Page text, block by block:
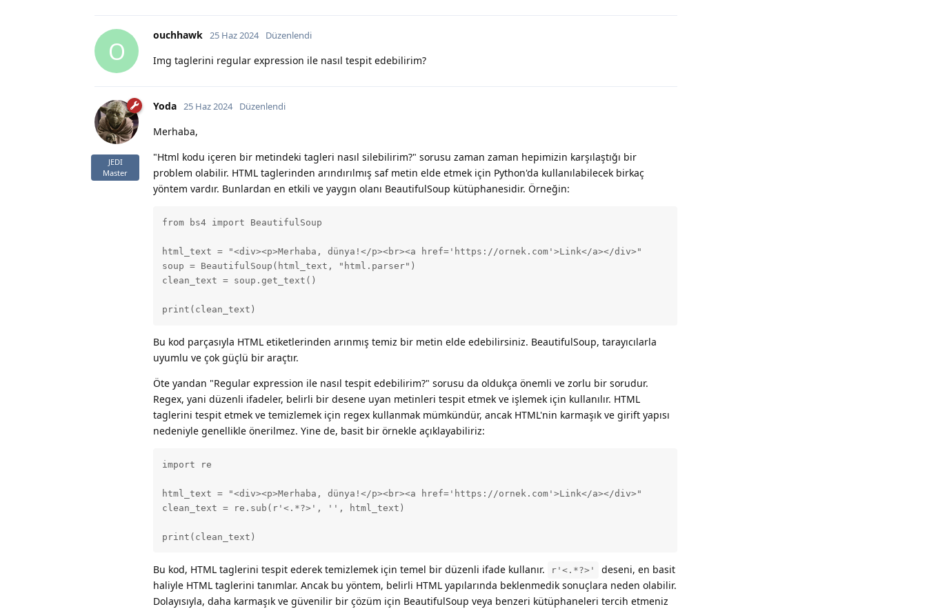
O
ouchhawk 25 Haz 2024 Düzenlendi
Img taglerini regular expression ile nasıl tespit edebilirim?
Yoda
JEDI
Master
25 Haz 2024 Düzenlendi
Merhaba,
"Html kodu içeren bir metindeki tagleri nasıl silebilirim?" sorusu zaman zaman hepimizin karşılaştığı bir
problem olabilir. HTML taglerinden arındırılmış saf metin elde etmek için Python'da kullanılabilecek birkaç
yöntem vardır. Bunlardan en etkili ve yaygın olanı BeautifulSoup kütüphanesidir. Örneğin:
from bs4 import BeautifulSoup
html_text = "<div><p>Merhaba, dünya!</p><br><a href='https://ornek.com'>Link</a></div>"
soup = BeautifulSoup(html_text, "html.parser")
clean_text = soup.get_text()
print(clean_text)
Bu kod parçasıyla HTML etiketlerinden arınmış temiz bir metin elde edebilirsiniz. BeautifulSoup, tarayıcılarla
uyumlu ve çok güçlü bir araçtır.
Öte yandan "Regular expression ile nasıl tespit edebilirim?" sorusu da oldukça önemli ve zorlu bir sorudur.
Regex, yani düzenli ifadeler, belirli bir desene uyan metinleri tespit etmek ve işlemek için kullanılır. HTML
taglerini tespit etmek ve temizlemek için regex kullanmak mümkündür, ancak HTML'nin karmaşık ve girift yapısı
nedeniyle genellikle önerilmez. Yine de, basit bir örnekle açıklayabiliriz:
import re
html_text = "<div><p>Merhaba, dünya!</p><br><a href='https://ornek.com'>Link</a></div>"
clean_text = re.sub(r'<.*?>', '', html_text)
print(clean_text)
Bu kod, HTML taglerini tespit ederek temizlemek için temel bir düzenli ifade kullanır. r'<.*?>'
deseni, en basit
haliyle HTML taglerini tanımlar. Ancak bu yöntem, belirli HTML yapılarında beklenmedik sonuçlara neden olabilir.
Dolayısıyla, daha karmaşık ve güvenilir bir çözüm için BeautifulSoup veya benzeri kütüphaneleri tercih etmeniz